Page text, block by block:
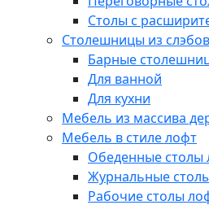
Столы с
Столешницы из слэбов
Барные
Для ванной
Для кухни
Мебель из массива
Мебель в стиле лофт
Обеденные столы
Журнальные
Рабочие столы